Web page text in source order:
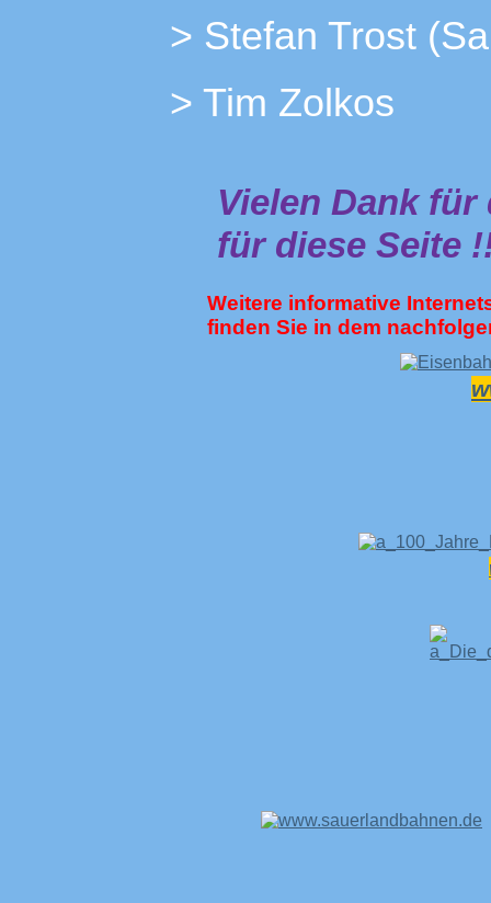
> Stefan Trost
> Tim
Vielen Dank
für diese Seite
Weitere informative
finden Sie in dem